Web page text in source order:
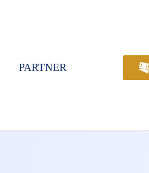
PARTNER